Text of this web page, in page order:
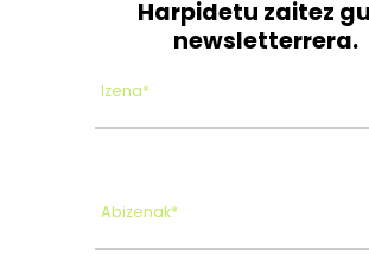
Harpidetu zaitez
newsletterrera.
Izena*
Abizenak*